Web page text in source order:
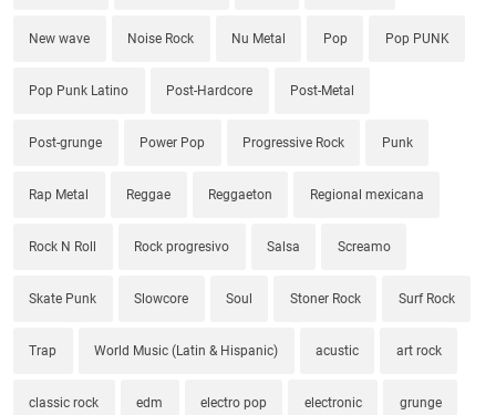
New wave Noise Rock Nu Metal Pop Pop PUNK
Pop Punk Latino Post-Hardcore Post-Metal
Post-grunge Power Pop Progressive Rock Punk
Rap Metal Reggae Reggaeton Regional mexicana
Rock N Roll Rock progresivo Salsa Screamo
Skate Punk Slowcore Soul Stoner Rock Surf Rock
Trap World Music (Latin & Hispanic) acustic art rock
classic rock edm electro pop electronic grunge